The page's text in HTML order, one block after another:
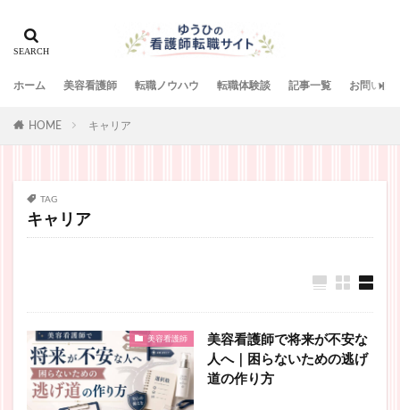
ホーム 美容看護師 転職ノウハウ 転職体験談 記事一覧 お問い合
HOME キャリア
TAG
キャリア
美容看護師
美容看護師で将来が不安な
人へ｜困らないための逃げ
道の作り方